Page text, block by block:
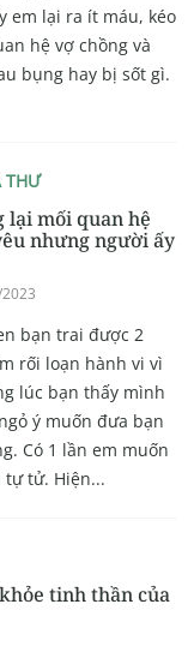
em lại ra ít máu, kéo
hệ vợ chồng và
bụng hay bị sốt gì.
THƯ
lại mối quan hệ
nhưng người ấy
bạn trai được 2
rối loạn hành vi vì
lúc bạn thấy mình
ý muốn đưa bạn
Có 1 lần em muốn
tự tử. Hiện...
tinh thần của